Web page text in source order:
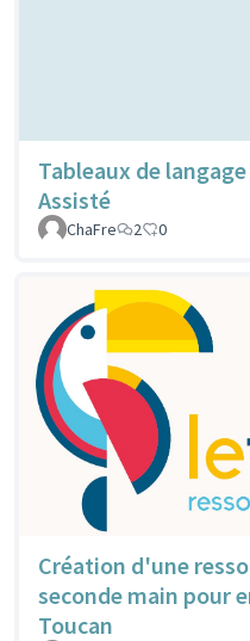
Tableaux de langage
Assisté
ChaFre
2 0
Création d'une
seconde main pour
Toucan